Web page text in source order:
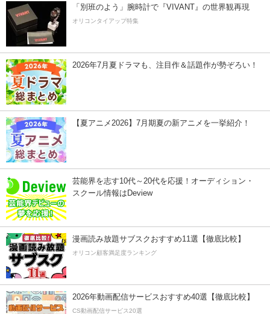
「別班のよう」腕時計で『VIVANT』の世界観再現
オリコンタイアップ特集
2026年7月夏ドラマも、注目作＆話題作が勢ぞろい！
【夏アニメ2026】7月期夏の新アニメを一挙紹介！
芸能界を志す10代～20代を応援！オーディション・
スクール情報はDeview
漫画読み放題サブスクおすすめ11選【徹底比較】
オリコン顧客満足度ランキング
2026年動画配信サービスおすすめ40選【徹底比較】
CS動画配信サービス20選